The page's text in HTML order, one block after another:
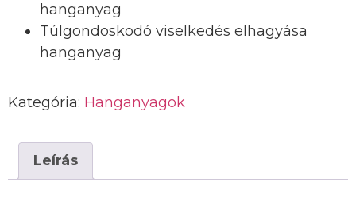
hanganyag
Túlgondoskodó viselkedés elhagyása
hanganyag
Kategória: Hanganyagok
Leírás